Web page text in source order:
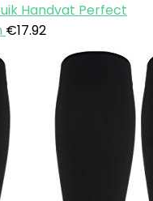
Handvat Perfect
€17.92